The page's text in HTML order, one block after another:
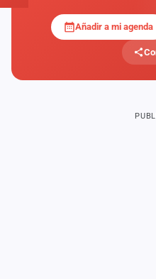
Añadir a mi agenda